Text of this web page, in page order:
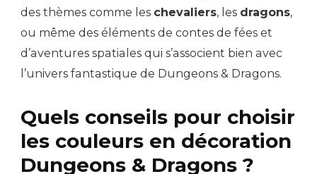
des thèmes comme les chevaliers, les dragons,
ou même des éléments de contes de fées et
d’aventures spatiales qui s’associent bien avec
l’univers fantastique de Dungeons & Dragons.
Quels conseils pour choisir
les couleurs en décoration
Dungeons & Dragons ?